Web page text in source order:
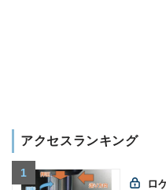
アクセスランキング